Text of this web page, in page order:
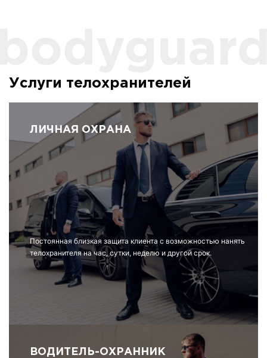
Услуги телохранителей
ЛИЧНАЯ ОХРАНА
Постоянная близкая защита клиента с возможностью нанять
телохранителя на час, сутки, неделю и другой срок.
ВОДИТЕЛЬ-ОХРАННИК